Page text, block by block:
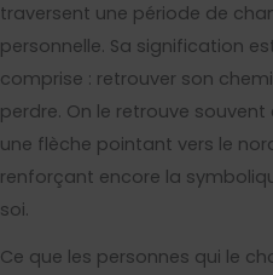
traversent une période de
personnelle. Sa signification
comprise : retrouver son
perdre. On le retrouve
une flèche pointant vers le
renforçant encore la
soi.
Ce que les personnes qui le